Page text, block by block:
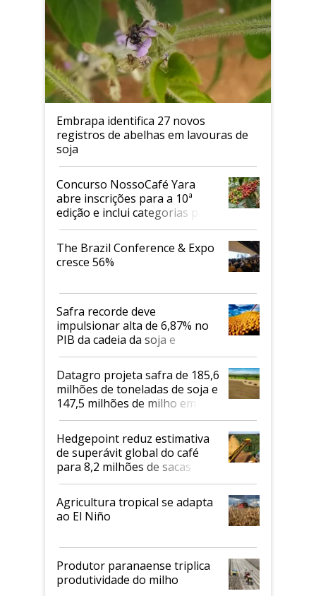
Embrapa identifica 27 novos
registros de abelhas em lavouras de
soja
Concurso NossoCafé Yara
abre inscrições para a 10ª
edição e inclui categorias para
cafés Canephora
The Brazil Conference & Expo
cresce 56%
Safra recorde deve
impulsionar alta de 6,87% no
PIB da cadeia da soja e
biodiesel em 2026
Datagro projeta safra de 185,6
milhões de toneladas de soja e
147,5 milhões de milho em
2026/27
Hedgepoint reduz estimativa
de superávit global do café
para 8,2 milhões de sacas
Agricultura tropical se adapta
ao El Niño
Produtor paranaense triplica
produtividade do milho